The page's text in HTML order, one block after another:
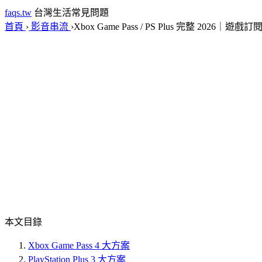
faqs.tw 台灣生活常見問題
首頁 › 影音串流 ›Xbox Game Pass / PS Plus 完整 2026｜遊戲訂
本文目錄
Xbox Game Pass 4 大方案
PlayStation Plus 3 大方案